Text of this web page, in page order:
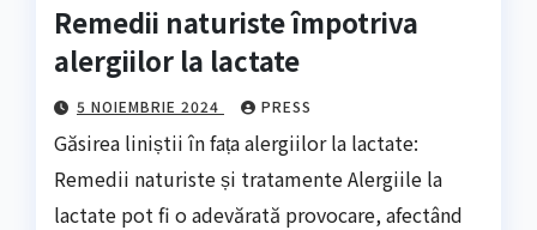
Remedii naturiste împotriva
alergiilor la lactate
5 NOIEMBRIE 2024 PRESS
Găsirea liniștii în fața alergiilor la lactate:
Remedii naturiste și tratamente Alergiile la
lactate pot fi o adevărată provocare, afectând